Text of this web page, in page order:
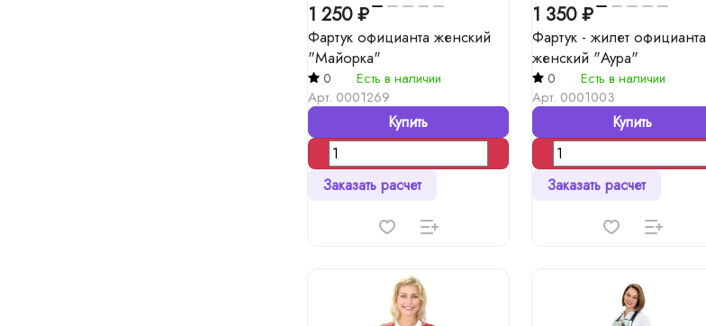
1 250 ₽
Фартук официанта женский
"Майорка"
0
Есть в наличии
Арт. 0001269
Купить
Заказать расчет
1 350 ₽
Фартук - жилет официанта
женский "Аура"
0
Есть в наличии
Арт. 0001003
Купить
Заказать расчет